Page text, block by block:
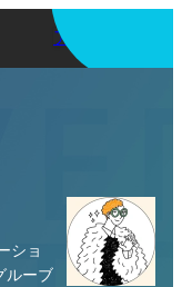
アプリを使う
ショ
ルーブ